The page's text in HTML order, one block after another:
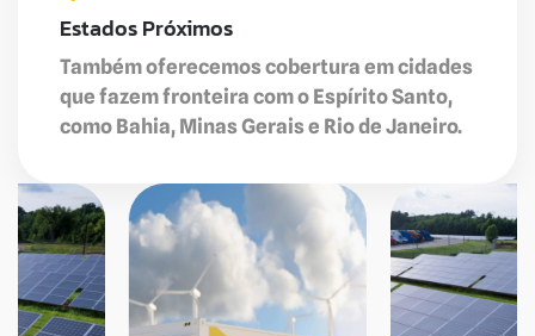
Estados Próximos
Também oferecemos cobertura em cidades
que fazem fronteira com o Espírito Santo,
como Bahia, Minas Gerais e Rio de Janeiro.